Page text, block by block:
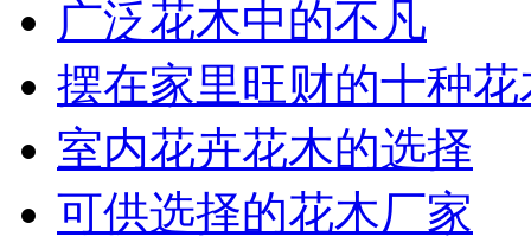
广泛花木中的不凡
摆在家里旺财的十种花
室内花卉花木的选择
可供选择的花木厂家